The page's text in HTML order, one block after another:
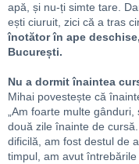
apă, și nu-ți simte tare.
ești ciuruit, zici că a tras
înotător în ape
București.
Nu a dormit înaintea
Mihai povestește că
„Am foarte multe
două zile înainte de
dificilă, am fost destul de
timpul, am avut